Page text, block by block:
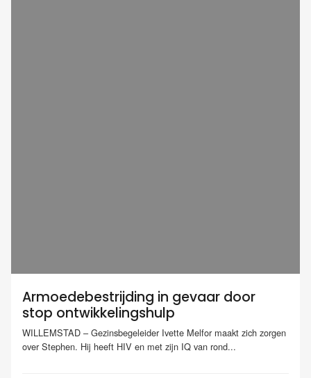
Armoedebestrijding in gevaar door
stop ontwikkelingshulp
WILLEMSTAD – Gezinsbegeleider Ivette Melfor maakt zich zorgen
over Stephen. Hij heeft HIV en met zijn IQ van rond...